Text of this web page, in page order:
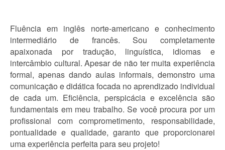
Fluência em inglês norte-americano e conhecimento
intermediário de francês. Sou completamente
apaixonada por tradução, linguística, idiomas e
intercâmbio cultural. Apesar de não ter muita experiência
formal, apenas dando aulas informais, demonstro uma
comunicação e didática focada no aprendizado individual
de cada um. Eficiência, perspicácia e excelência são
fundamentais em meu trabalho. Se você procura por um
profissional com comprometimento, responsabilidade,
pontualidade e qualidade, garanto que proporcionarei
uma experiência perfeita para seu projeto!